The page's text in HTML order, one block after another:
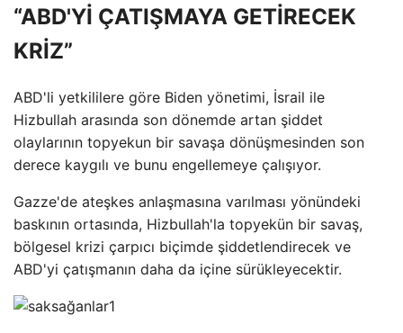
“ABD'Yİ ÇATIŞMAYA GETİRECEK
KRİZ”
ABD'li yetkililere göre Biden yönetimi, İsrail ile
Hizbullah arasında son dönemde artan şiddet
olaylarının topyekun bir savaşa dönüşmesinden son
derece kaygılı ve bunu engellemeye çalışıyor.
Gazze'de ateşkes anlaşmasına varılması yönündeki
baskının ortasında, Hizbullah'la topyekün bir savaş,
bölgesel krizi çarpıcı biçimde şiddetlendirecek ve
ABD'yi çatışmanın daha da içine sürükleyecektir.